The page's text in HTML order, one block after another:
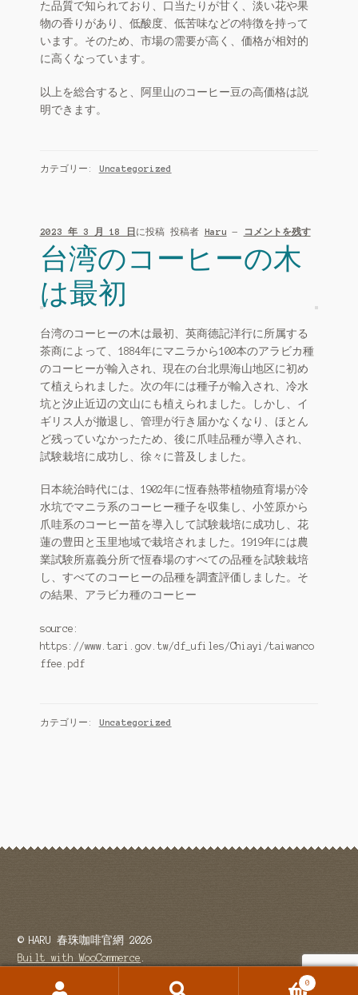
た品質で知られており、口当たりが甘く、淡い花や果
物の香りがあり、低酸度、低苦味などの特徴を持って
います。そのため、市場の需要が高く、価格が相対的
に高くなっています。
以上を総合すると、阿里山のコーヒー豆の高価格は説
明できます。
カテゴリー: Uncategorized
2023 年 3 月 18 日 に投稿 投稿者 Haru — コメントを残す
台湾のコーヒーの木
は最初
台湾のコーヒーの木は最初、英商德記洋行に所属する
茶商によって、1884年にマニラから100本のアラビカ種
のコーヒーが輸入され、現在の台北県海山地区に初め
て植えられました。次の年には種子が輸入され、冷水
坑と汐止近辺の文山にも植えられました。しかし、イ
ギリス人が撤退し、管理が行き届かなくなり、ほとん
ど残っていなかったため、後に爪哇品種が導入され、
試験栽培に成功し、徐々に普及しました。
日本統治時代には、1902年に恆春熱帯植物殖育場が冷
水坑でマニラ系のコーヒー種子を収集し、小笠原から
爪哇系のコーヒー苗を導入して試験栽培に成功し、花
蓮の豊田と玉里地域で栽培されました。1919年には農
業試験所嘉義分所で恆春場のすべての品種を試験栽培
し、すべてのコーヒーの品種を調査評価しました。そ
の結果、アラビカ種のコーヒー
source:
https://www.tari.gov.tw/df_ufiles/Chiayi/taiwanco
ffee.pdf
カテゴリー: Uncategorized
© HARU 春珠咖啡官網 2026
Built with WooCommerce
0